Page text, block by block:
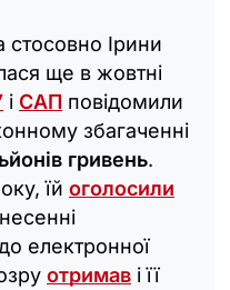
Ірини
ще в жовтні
і САП повідомили
збагаченні
гривень.
їй оголосили
електронної
отримав і її